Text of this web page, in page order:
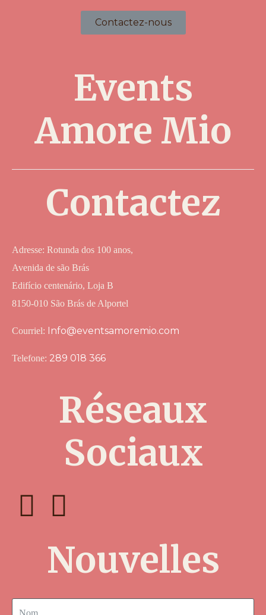
Contactez-nous
Events
Amore Mio
Contactez
Adresse: Rotunda dos 100 anos,
Avenida de são Brás
Edifício centenário, Loja B
8150-010 São Brás de Alportel
Courriel: Info@eventsamoremio.com
Telefone: 289 018 366
Réseaux
Sociaux
Nouvelles